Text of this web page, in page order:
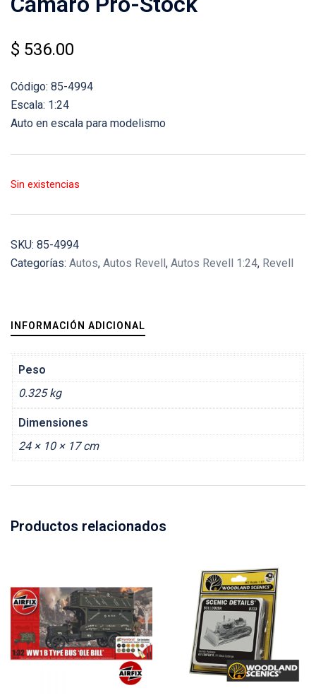
$ 536.00
Código: 85-4994
Escala: 1:24
Auto en escala para modelismo
Sin existencias
SKU: 85-4994
Categorías: Autos, Autos Revell, Autos Revell 1:24, Revell
INFORMACIÓN ADICIONAL
Peso
0.325 kg
Dimensiones
24 × 10 × 17 cm
Productos relacionados